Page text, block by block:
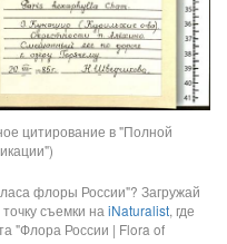
цитирование в "Полной
флоры России"? Загружай
съемки на iNaturalist, где
"Флора России | Flora of